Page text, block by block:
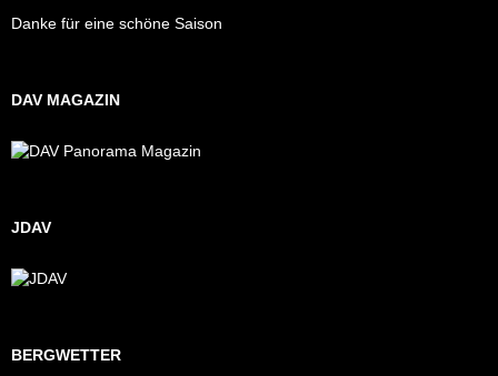
Danke für eine schöne Saison
DAV MAGAZIN
JDAV
BERGWETTER